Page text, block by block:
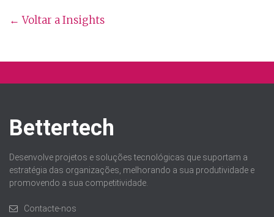
← Voltar a Insights
Bettertech
Desenvolve projetos e soluções tecnológicas que suportam a
estratégia das organizações, melhorando a sua produtividade e
promovendo a sua competitividade.
Contacte-nos